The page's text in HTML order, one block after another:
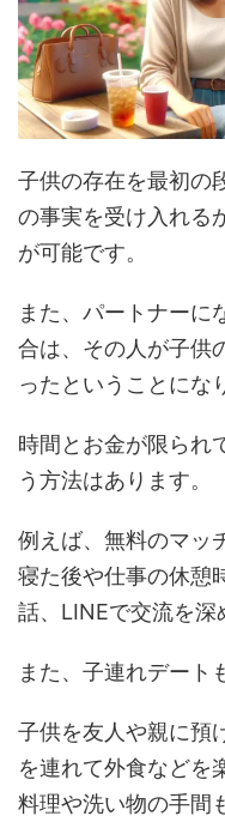
子供の存在を最初の
の事実を受け入れる
が可能です​。
また、パートナーに
合は、その人が子供
ったということにな
時間とお金が限られ
う方法はあります。
例えば、無料のマッ
寝た後や仕事の休憩
話、LINEで交流を深
また、子連れデート
子供を友人や親に預
を連れて外食などを
料理や洗い物の手間